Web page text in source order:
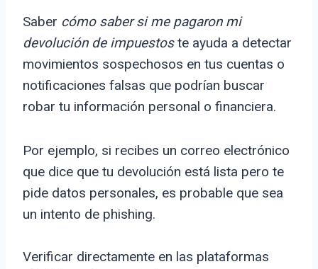
Saber cómo saber si me pagaron mi
devolución de impuestoste ayuda a detectar
movimientos sospechosos en tus cuentas o
notificaciones falsas que podrían buscar
robar tu información personal o financiera.
Por ejemplo, si recibes un correo electrónico
que dice que tu devolución está lista pero te
pide datos personales, es probable que sea
un intento de phishing.
Verificar directamente en las plataformas